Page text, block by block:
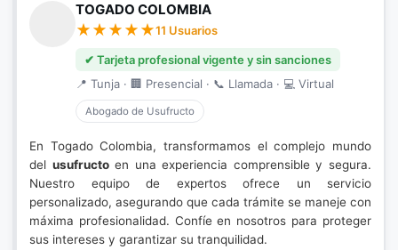
TOGADO COLOMBIA
11 Usuarios
✔ Tarjeta profesional vigente y sin sanciones
📍 Tunja · 🏢 Presencial · 📞 Llamada · 💻 Virtual
Abogado de Usufructo
En Togado Colombia, transformamos el complejo mundo
del usufructoen una experiencia comprensible y segura.
Nuestro equipo de expertos ofrece un servicio
personalizado, asegurando que cada trámite se maneje con
máxima profesionalidad. Confíe en nosotros para proteger
sus intereses y garantizar su tranquilidad.